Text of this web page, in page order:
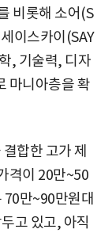
비롯해 소어(S
이스카이(SAY
, 기술력, 디자
마니아층을 확
합한 고가 제
격이 20만~50
만~90만원대
고 있고, 아직